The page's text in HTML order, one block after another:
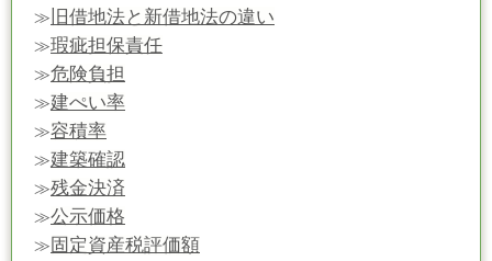
≫ 旧借地法と新借地法の違い
≫瑕疵担保責任
≫危険負担
≫建ぺい率
≫容積率
≫建築確認
≫残金決済
≫公示価格
≫固定資産税評価額